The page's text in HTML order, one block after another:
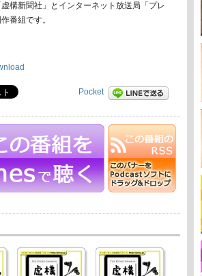
構新聞社」とインターネット放送局「プレ
番組です。
Pocket